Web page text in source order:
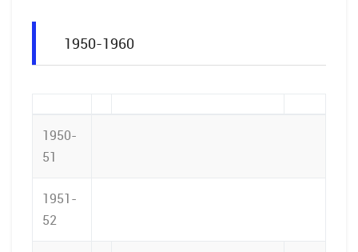
1950-1960
1950-
51
1951-
52